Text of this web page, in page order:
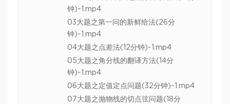
钟)~1.mp4
03大题之第一问的新鲜给法(26分
钟)~1.mp4
04大题之点差法(12分钟)~1.mp4
05大题之角分线的翻译方法(14分
钟)~1.mp4
06大题之定值定点问题(32分钟)~1.mp4
07大题之抛物线的切点弦问题(18分